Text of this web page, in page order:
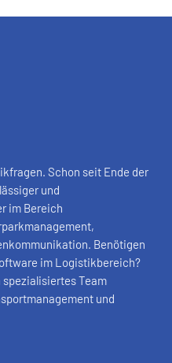
Schon seit Ende der
und
im Bereich
Benötigen
im Logistikbereich?
spezialisiertes Team
und